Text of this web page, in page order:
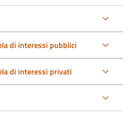
di interessi pubblici
di interessi privati